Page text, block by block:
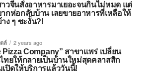
าวจีนสั่งอาหารมาเยอะจนกินไม่หมด แต่
กห่อกลับบ้าน เลยขายอาหารที่เหลือให้
ง ๆ ซะงั้น?!
ล์ 2 years ago
Pizza Company” สาขาแพร่ เปลี่ยน
ไทยให้กลายเป็นบ้านใหม่สุดคลาสสิก
ปิดให้บริการแล้ววันนี้!